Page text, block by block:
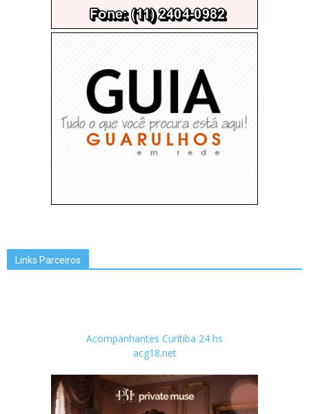
Links Parceiros
Acompanhantes Curitiba 24 hs
acg18.net